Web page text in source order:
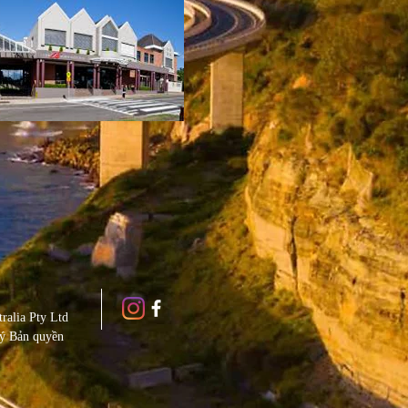
Pty Ltd
Bản quyền